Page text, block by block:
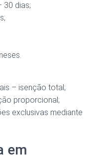
30 dias;
– isenção total;
proporcional;
exclusivas mediante
em